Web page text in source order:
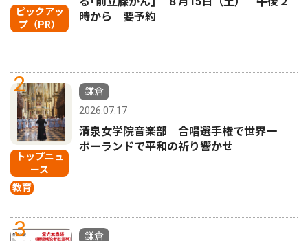
ピックアッ
プ（PR）
時から 要予約
2
トップニュ
ース
教育
鎌倉
2026.07.17
清泉女学院音楽部 合唱選手権で世界一
ポーランドで平和の祈り響かせ
3
鎌倉